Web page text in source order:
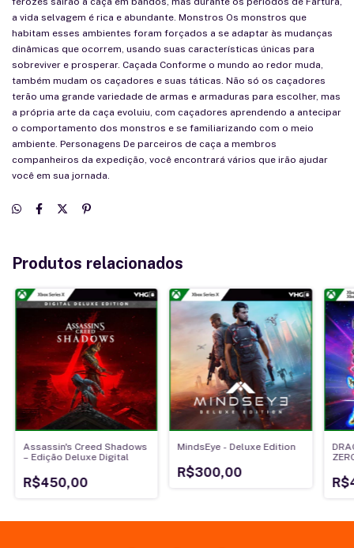
a vida selvagem é rica e abundante. Monstros Os monstros que
habitam esses ambientes foram forçados a se adaptar às mudanças
dinâmicas que ocorrem, usando suas características únicas para
sobreviver e prosperar. Caçada Conforme o mundo ao redor muda,
também mudam os caçadores e suas táticas. Não só os caçadores
terão uma grande variedade de armas e armaduras para escolher, mas
a própria arte da caça evoluiu, com caçadores aprendendo a antecipar
o comportamento dos monstros e se familiarizando com o meio
ambiente. Personagens De parceiros de caça a membros
companheiros da expedição, você encontrará vários que irão ajudar
você em sua jornada.
Produtos relacionados
Assassin's Creed Shadows
– Edição Deluxe Digital
R$450,00
MindsEye - Deluxe Edition
R$300,00